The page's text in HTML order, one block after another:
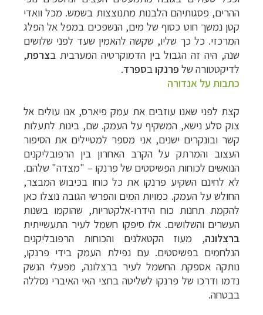
ההרים, פסגותיהם הלבנות מתנוצצות בשמש. מכל וואדי
קטן נמשך חוט כסוף של מים, הנשפכים במפל אל הפלג
המרכזי. כל כך שליו, שקשה להאמין שעד לפני שלושים
שנה, היה זה הגבול בין הדמוקרטיה המערבית בצרפת,
לדיקטטורה של פרנקובספרד.
כתבות על אנדורה
קצת לפני שאנו עוזבים את עמק פיארס, אנו עולים אל
צוק סלע נישא, המשקיף על העמק. שם, בינות לתעלות
קשר ובונקרים ישנים, אני מספר למטיילים את הסיפור
העצוב והמרתק על הקרב האחרון בין הרפובליקנים
הנואשים לכוחות הפשיסטים של פרנקו– "מצדה" שלהם.
לא לחינם השקיע פרנקו את כל כוחו בכיבוש המבצר,
החולש על העמק. כמויות המים והפרשי הגובה נוצלו כאן
להקמת תחנות כוח הידרו-אלקטריות, שהוקמו בשנות
העשרים והשלושים. אלו סיפקו חשמל לעיר התעשייתית
ברצלונה, מעוז הקטאלנים והכוחות הרפובליקנים
הנלחמים בפשיסטים. עם נפילת העמק בידי פרנקו,
נותקה אספקת החשמל לעיר ברצלונה, מפעלי הנשק
נדמו ודרכו של פרנקו לשליטה בחצי האי האיברי נסללה
בבטחה.